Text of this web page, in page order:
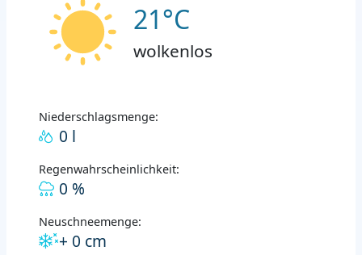
21°C
wolkenlos
Niederschlagsmenge:
0 l
Regenwahrscheinlichkeit:
0 %
Neuschneemenge:
+ 0 cm